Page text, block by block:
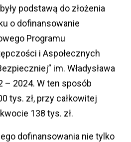
podstawą do złożenia
o dofinansowanie
Programu
i Aspołecznych
im. Władysława
– 2024. W ten sposób
tys. zł, przy całkowitej
138 tys. zł.
dofinansowania nie tylko